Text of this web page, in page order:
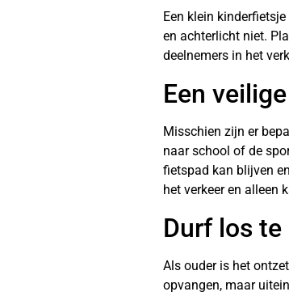
Een klein
en achterlicht niet.
deelnemers in het
Een
Misschien zijn er
naar school of de
fietspad kan blijven
het verkeer en alleen
Durf los te
Als ouder is het
opvangen, maar